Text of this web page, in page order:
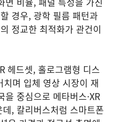
경우, 광학 필름 패턴과
정교한 최적화가 관건이
헤드셋, 홀로그램형 디스
며 입체 영상 시장이 재
중심으로 메타버스·XR
, 칼리버스처럼 스마트폰